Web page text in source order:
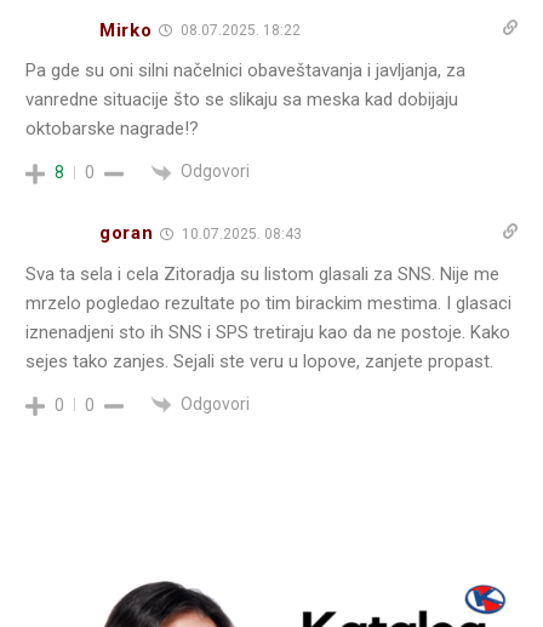
Mirko 08.07.2025. 18:22
Pa gde su oni silni načelnici obaveštavanja i javljanja, za
vanredne situacije što se slikaju sa meska kad dobijaju
oktobarske nagrade!?
8 0 Odgovori
goran 10.07.2025. 08:43
Sva ta sela i cela Zitoradja su listom glasali za SNS. Nije me
mrzelo pogledao rezultate po tim birackim mestima. I glasaci
iznenadjeni sto ih SNS i SPS tretiraju kao da ne postoje. Kako
sejes tako zanjes. Sejali ste veru u lopove, zanjete propast.
0 0 Odgovori